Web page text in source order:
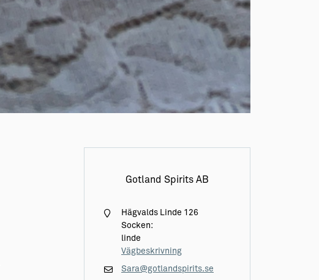
Gotland Spirits AB
Hägvalds Linde 126
Socken:
linde
Vägbeskrivning
Sara@gotlandspirits.se